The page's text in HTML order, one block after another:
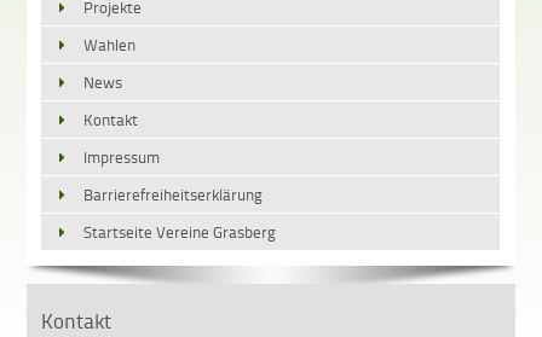
Projekte
Wahlen
News
Kontakt
Impressum
Barrierefreiheitserklärung
Startseite Vereine Grasberg
Kontakt